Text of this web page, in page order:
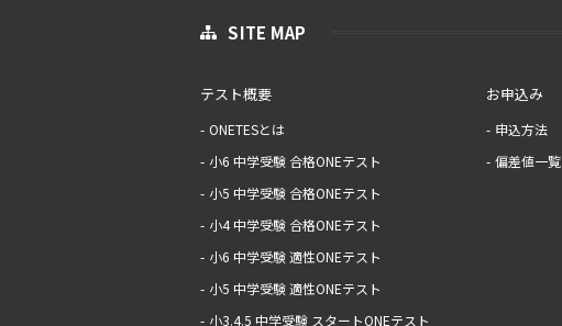
SITE MAP
テスト概要
ONETESとは
小6 中学受験 合格ONEテスト
小5 中学受験 合格ONEテスト
小4 中学受験 合格ONEテスト
小6 中学受験 適性ONEテスト
小5 中学受験 適性ONEテスト
小3.4.5 中学受験 スタートONEテスト
お申込み
申込方法
偏差値一覧